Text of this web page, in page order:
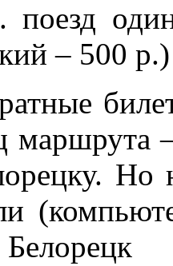
поезд
– 500
маршрута
Но